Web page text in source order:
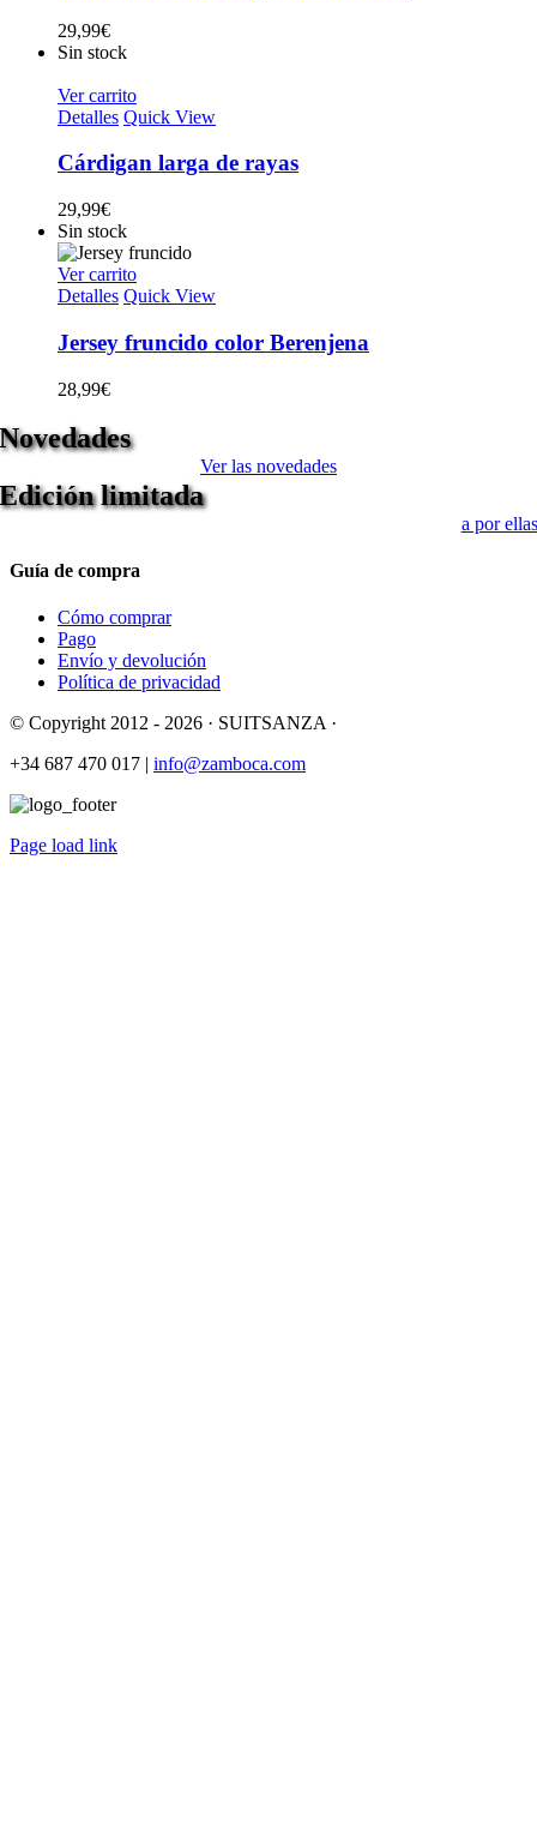
29,99€
Sin stock
Ver carrito
Detalles Quick View
Cárdigan larga de rayas
29,99€
Sin stock
Ver carrito
Detalles Quick View
Jersey fruncido color Berenjena
28,99€
Novedades
Ver las novedades
Edición limitada
a por ellas
Guía de compra
Cómo comprar
Pago
Envío y devolución
Política de privacidad
© Copyright 2012 - 2026 · SUITSANZA ·
+34 687 470 017 | info@zamboca.com
Page load link